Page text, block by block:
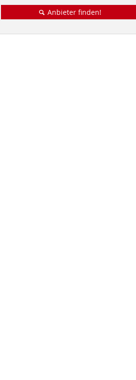
Anbieter finden!